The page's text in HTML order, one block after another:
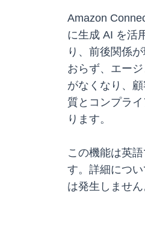
Amazon
に生成 AI を活
り、前後関係
おらず、エー
がなくなり、
質とコンプラ
ります。
この機能は英
す。詳細につい
は発生しませ